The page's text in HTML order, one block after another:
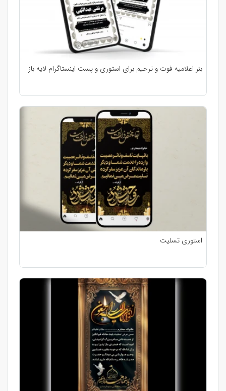
بنر اعلامیه فوت و ترحیم برای استوری و پست اینستاگرام لایه باز
استوری تسلیت